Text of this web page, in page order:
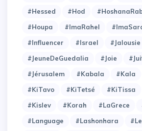
#Hessed
#Hod
#Houpa
#ImaRahel
#Influencer
#Israel #Jalousie
#JeuneDeGuedalia
#Joie
#Jérusalem
#Kabala #Kala
#KiTavo
#KiTetsé #KiTissa
#Kislev
#Korah #LaGrece
#Language
#Lashonhara